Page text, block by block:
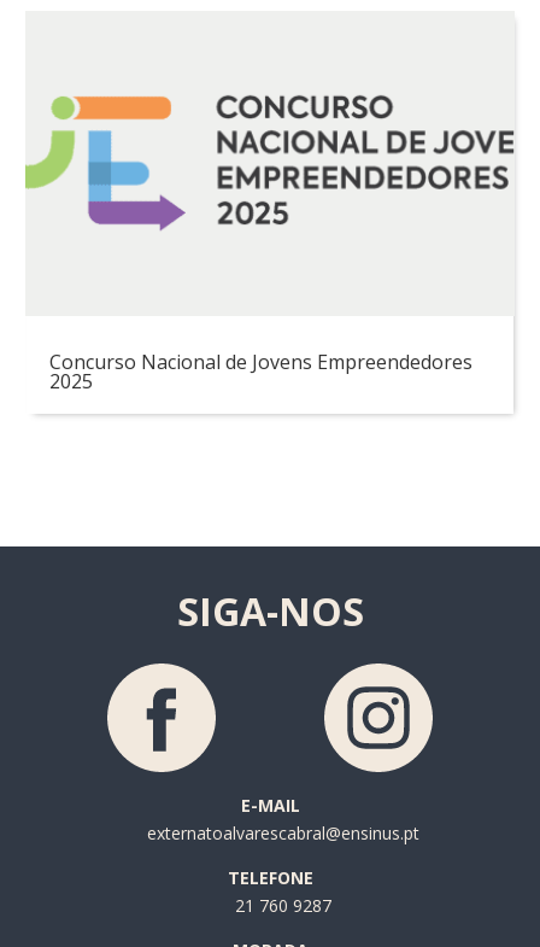
Concurso Nacional de Jovens Empreendedores
2025
SIGA-NOS
E-MAIL
externatoalvarescabral@ensinus.pt
TELEFONE
21 760 9287